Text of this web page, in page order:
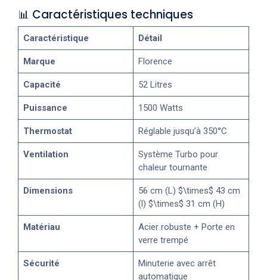
📊 Caractéristiques techniques
Caractéristique Détail
Marque Florence
Capacité 52 Litres
Puissance 1500 Watts
Thermostat Réglable jusqu’à 350°C
Ventilation
Système Turbo pour
chaleur tournante
Dimensions
56 cm (L) $\times$ 43 cm
(l) $\times$ 31 cm (H)
Matériau
Acier robuste + Porte en
verre trempé
Sécurité
Minuterie avec arrêt
automatique